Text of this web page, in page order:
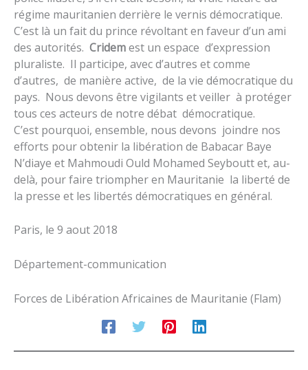
régime mauritanien derrière le vernis démocratique.
C’est là un fait du prince révoltant en faveur d’un ami
des autorités. Cridemest un espace d’expression
pluraliste. Il participe, avec d’autres et comme
d’autres, de manière active, de la vie démocratique du
pays. Nous devons être vigilants et veiller à protéger
tous ces acteurs de notre débat démocratique.
C’est pourquoi, ensemble, nous devons joindre nos
efforts pour obtenir la libération de Babacar Baye
N’diaye et Mahmoudi Ould Mohamed Seyboutt et, au-
delà, pour faire triompher en Mauritanie la liberté de
la presse et les libertés démocratiques en général.
Paris, le 9 aout 2018
Département-communication
Forces de Libération Africaines de Mauritanie (Flam)